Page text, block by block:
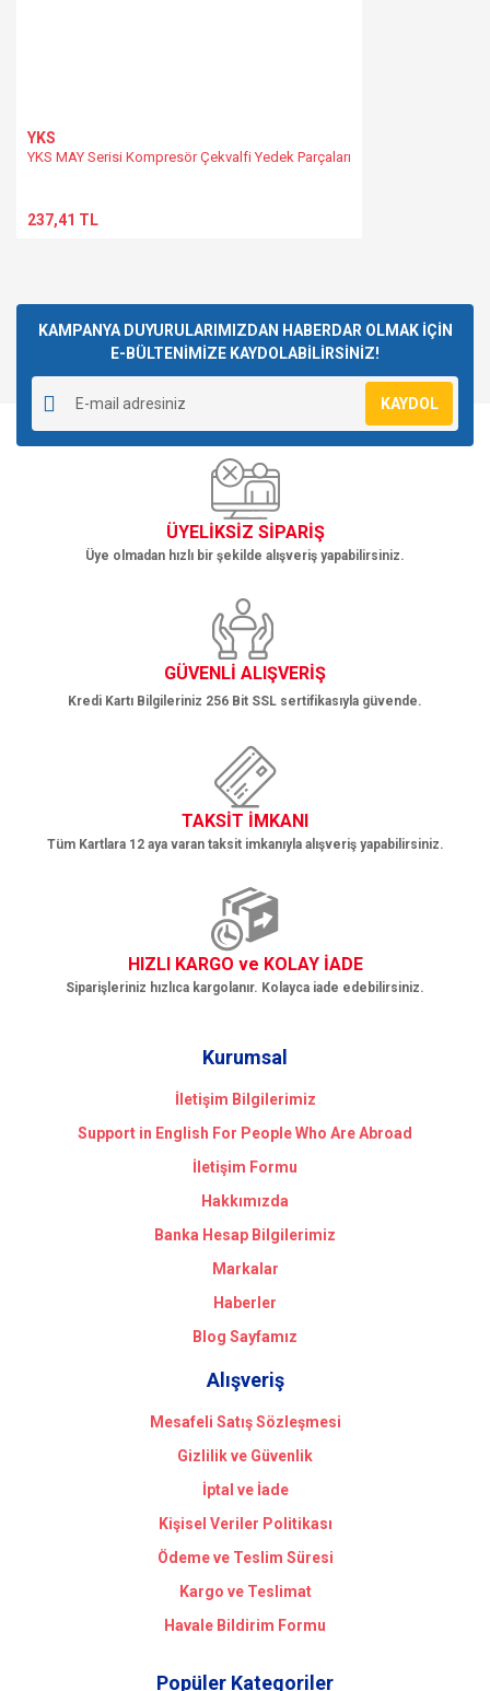
YKS
YKS MAY Serisi Kompresör Çekvalfi Yedek Parçaları
237,41 TL
KAMPANYA DUYURULARIMIZDAN HABERDAR OLMAK İÇİN
E-BÜLTENİMİZE KAYDOLABİLİRSİNİZ!
KAYDOL
ÜYELİKSİZ SİPARİŞ
Üye olmadan hızlı bir şekilde alışveriş yapabilirsiniz.
GÜVENLİ ALIŞVERİŞ
Kredi Kartı Bilgileriniz 256 Bit SSL sertifikasıyla güvende.
TAKSİT İMKANI
Tüm Kartlara 12 aya varan taksit imkanıyla alışveriş yapabilirsiniz.
HIZLI KARGO ve KOLAY İADE
Siparişleriniz hızlıca kargolanır. Kolayca iade edebilirsiniz.
Kurumsal
İletişim Bilgilerimiz
Support in English For People Who Are Abroad
İletişim Formu
Hakkımızda
Banka Hesap Bilgilerimiz
Markalar
Haberler
Blog Sayfamız
Alışveriş
Mesafeli Satış Sözleşmesi
Gizlilik ve Güvenlik
İptal ve İade
Kişisel Veriler Politikası
Ödeme ve Teslim Süresi
Kargo ve Teslimat
Havale Bildirim Formu
Popüler Kategoriler